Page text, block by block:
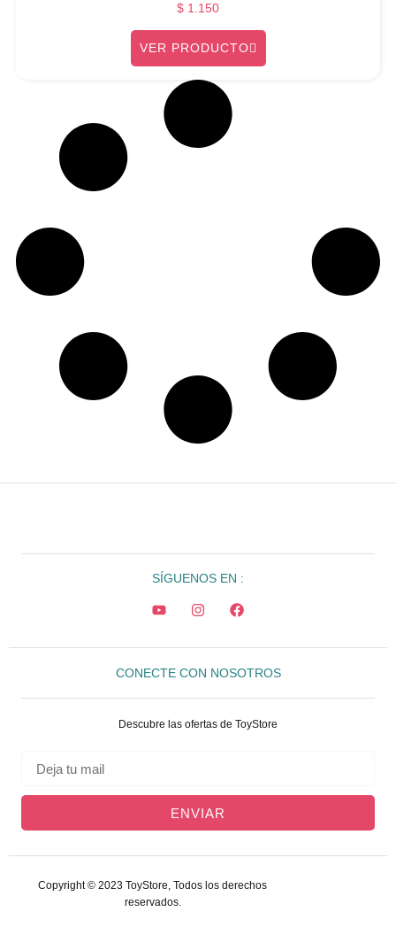
$ 1.150
VER PRODUCTO
SÍGUENOS EN :
CONECTE CON NOSOTROS
Descubre las ofertas de ToyStore
ENVIAR
Copyright © 2023 ToyStore, Todos los derechos
reservados.